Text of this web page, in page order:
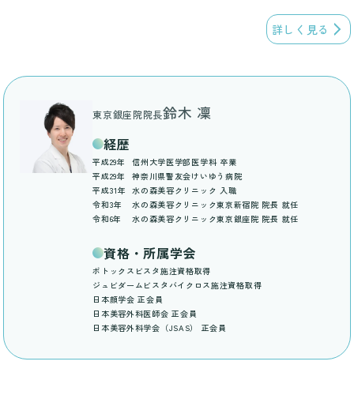
詳しく見る
東京銀座院院長鈴木 凜
経歴
平成29年
信州大学医学部医学科 卒業
平成29年
神奈川県警友会けいゆう病院
平成31年
水の森美容クリニック 入職
令和3年
水の森美容クリニック東京新宿院 院長 就任
令和6年
水の森美容クリニック東京銀座院 院長 就任
資格・所属学会
ボトックスビスタ施注資格取得
ジュビダームビスタバイクロス施注資格取得
日本顔学会 正会員
日本美容外科医師会 正会員
日本美容外科学会（JSAS） 正会員